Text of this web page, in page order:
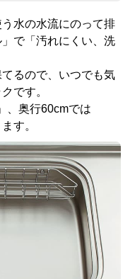
水の水流にのって排
で「汚れにくい、洗
るので、いつでも気
です。
、奥行60cmでは
す。